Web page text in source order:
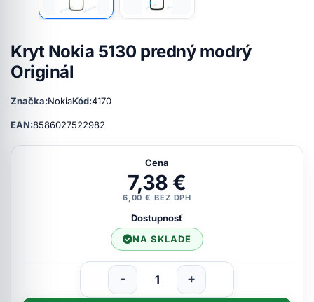
Kryt Nokia 5130 predný modrý
Originál
Značka:NokiaKód:4170
EAN:8586027522982
Cena
7,38 €
6,00 € BEZ DPH
Dostupnosť
NA SKLADE
- +